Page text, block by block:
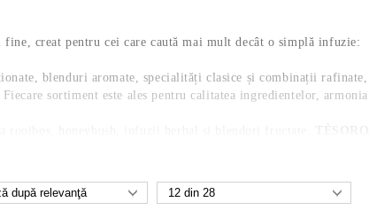
creat pentru cei care caută mai mult decât o simplă infuzie:
blenduri aromate, specialități clasice și combinații rafinate,
sortiment este ales pentru calitatea ingredientelor, armonia
ingrediente frumoase, parfum memorabil și infuzii care invită la
pentru cei care iubesc aromele cu poveste și pentru cei care cred